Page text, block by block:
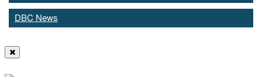
DBC News